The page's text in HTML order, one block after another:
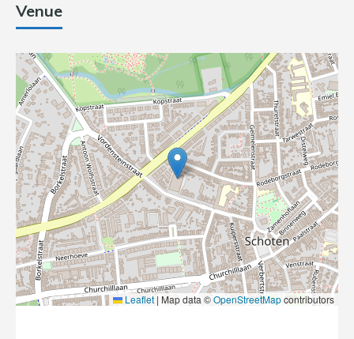
Venue
Leaflet | Map data ©OpenStreetMapcontributors